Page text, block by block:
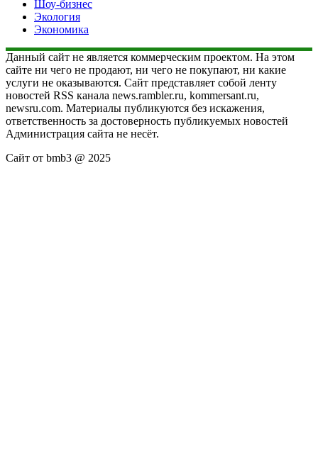
Шоу-бизнес
Экология
Экономика
Данный сайт не является коммерческим проектом. На этом
сайте ни чего не продают, ни чего не покупают, ни какие
услуги не оказываются. Сайт представляет собой ленту
новостей RSS канала news.rambler.ru, kommersant.ru,
newsru.com. Материалы публикуются без искажения,
ответственность за достоверность публикуемых новостей
Администрация сайта не несёт.
Сайт от bmb3 @ 2025